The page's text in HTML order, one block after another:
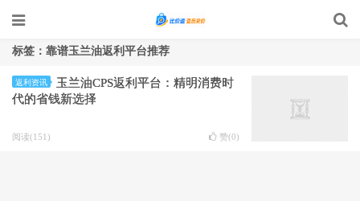
标签：靠谱玉兰油返利平台推荐
返利资讯
玉兰油CPS返利平台：精明消费时
代的省钱新选择
阅读(151) 赞(0)